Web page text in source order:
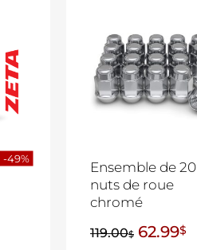
-49%
Ensemble de 20
nuts de roue
chromé
119.00$ 62.99$